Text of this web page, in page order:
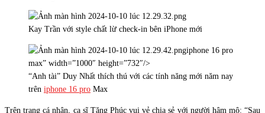
Kay Trần với style chất lừ check-in bên iPhone mới
iphone 16 pro
max” width=”1000″ height=”732″/>
“Anh tài” Duy Nhất thích thú với các tính năng mới năm nay
trên iphone 16 pro Max
Trên trang cá nhân, ca sĩ Tăng Phúc vui vẻ chia sẻ với người hâm mộ: “Sau